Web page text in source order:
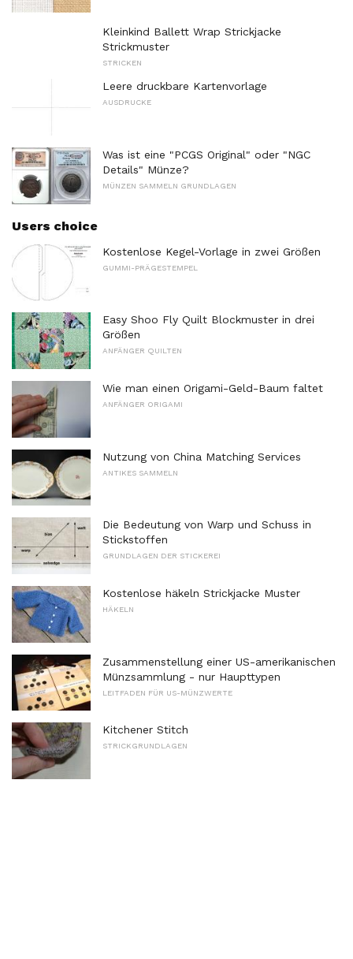
Kleinkind Ballett Wrap Strickjacke
Strickmuster
STRICKEN
Leere druckbare Kartenvorlage
AUSDRUCKE
Was ist eine "PCGS Original" oder "NGC
Details" Münze?
MÜNZEN SAMMELN GRUNDLAGEN
Users choice
Kostenlose Kegel-Vorlage in zwei Größen
GUMMI-PRÄGESTEMPEL
Easy Shoo Fly Quilt Blockmuster in drei
Größen
ANFÄNGER QUILTEN
Wie man einen Origami-Geld-Baum faltet
ANFÄNGER ORIGAMI
Nutzung von China Matching Services
ANTIKES SAMMELN
Die Bedeutung von Warp und Schuss in
Stickstoffen
GRUNDLAGEN DER STICKEREI
Kostenlose häkeln Strickjacke Muster
HÄKELN
Zusammenstellung einer US-amerikanischen
Münzsammlung - nur Haupttypen
LEITFADEN FÜR US-MÜNZWERTE
Kitchener Stitch
STRICKGRUNDLAGEN